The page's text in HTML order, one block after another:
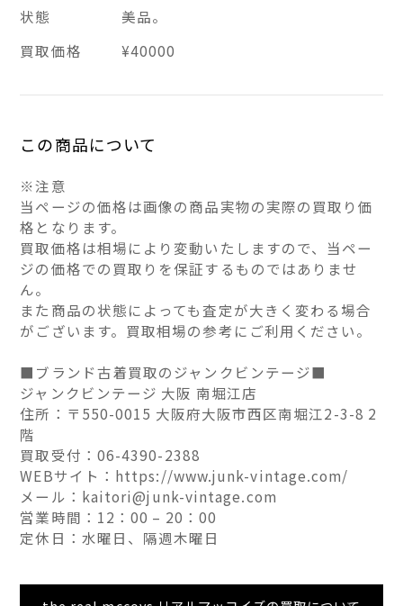
状態
美品。
買取価格
¥40000
この商品について
※注意
当ページの価格は画像の商品実物の実際の買取り価
格となります。
買取価格は相場により変動いたしますので、当ペー
ジの価格での買取りを保証するものではありませ
ん。
また商品の状態によっても査定が大きく変わる場合
がございます。買取相場の参考にご利用ください。
■ブランド古着買取のジャンクビンテージ■
ジャンクビンテージ 大阪 南堀江店
住所：〒550-0015 大阪府大阪市西区南堀江2-3-8 2
階
買取受付：06-4390-2388
WEBサイト：https://www.junk-vintage.com/
メール：kaitori@junk-vintage.com
営業時間：12：00 – 20：00
定休日：水曜日、隔週木曜日